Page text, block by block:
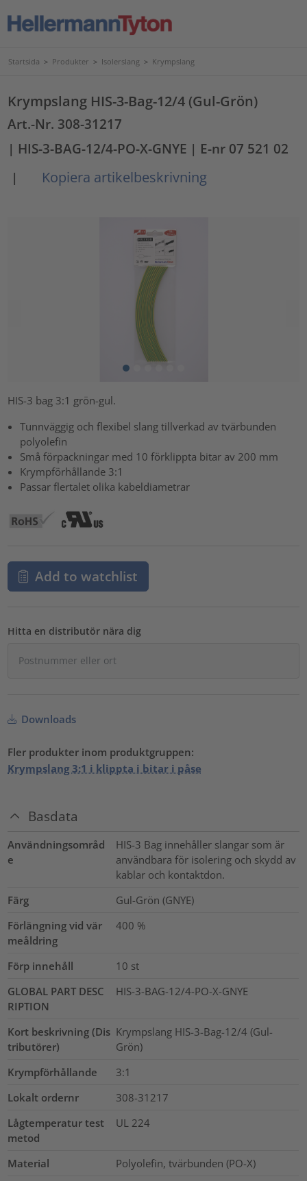
Startsida > Produkter > Isolerslang > Krympslang
Krympslang HIS-3-Bag-12/4 (Gul-Grön)
Art.-Nr. 308-31217
| HIS-3-BAG-12/4-PO-X-GNYE | E-nr 07 521 02
|
Kopiera artikelbeskrivning
HIS-3 bag 3:1 grön-gul.
Tunnväggig och flexibel slang tillverkad av tvärbunden
polyolefin
Små förpackningar med 10 förklippta bitar av 200 mm
Krympförhållande 3:1
Passar flertalet olika kabeldiametrar
Add to watchlist
Hitta en distributör nära dig
Downloads
Fler produkter inom produktgruppen:
Krympslang 3:1 i klippta i bitar i påse
Basdata
Användningsområd
e
HIS-3 Bag innehåller slangar som är
användbara för isolering och skydd av
kablar och kontaktdon.
Färg
Gul-Grön (GNYE)
Förlängning vid vär
meåldring
400 %
Förp innehåll 10 st
GLOBAL PART DESC
RIPTION
HIS-3-BAG-12/4-PO-X-GNYE
Kort beskrivning (Dis
tributörer)
Krympslang HIS-3-Bag-12/4 (Gul-
Grön)
Krympförhållande
3:1
Lokalt ordernr
308-31217
Lågtemperatur test
metod
UL 224
Material
Polyolefin, tvärbunden (PO-X)